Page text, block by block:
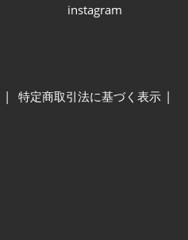
instagram
特定商取引法に基づく表示